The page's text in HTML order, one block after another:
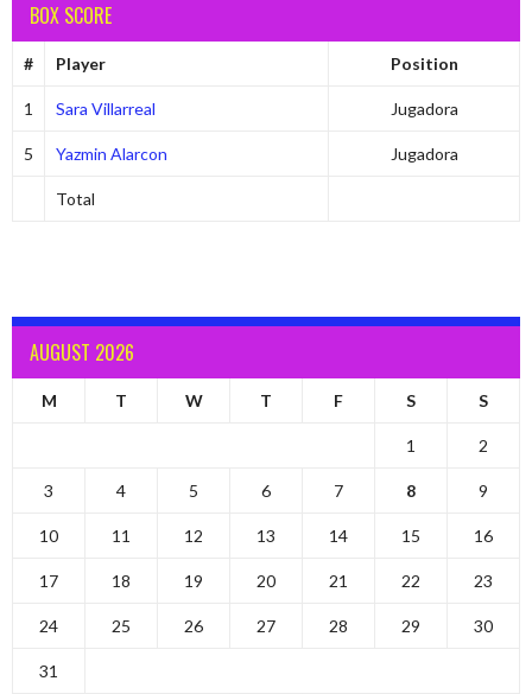
BOX SCORE
# Player Position
1 Sara Villarreal Jugadora
5 Yazmin Alarcon Jugadora
Total
AUGUST 2026
M T W T F S S
1 2
3 4 5 6 7 8 9
10 11 12 13 14 15 16
17 18 19 20 21 22 23
24 25 26 27 28 29 30
31